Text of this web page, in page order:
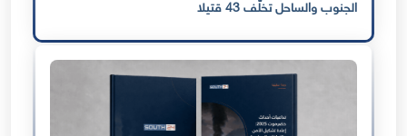
الجنوب والساحل تخلّف 43 قتيلا